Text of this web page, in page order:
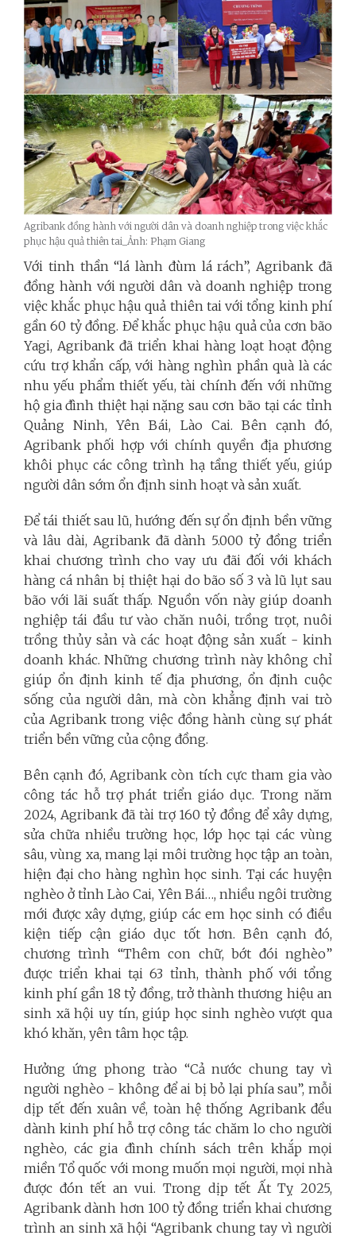
Agribank đồng hành với người dân và doanh nghiệp trong việc khắc
phục hậu quả thiên tai_Ảnh: Phạm Giang
Với tinh thần “lá lành đùm lá rách”, Agribank đã
đồng hành với người dân và doanh nghiệp trong
việc khắc phục hậu quả thiên tai với tổng kinh phí
gần 60 tỷ đồng. Để khắc phục hậu quả của cơn bão
Yagi, Agribank đã triển khai hàng loạt hoạt động
cứu trợ khẩn cấp, với hàng nghìn phần quà là các
nhu yếu phẩm thiết yếu, tài chính đến với những
hộ gia đình thiệt hại nặng sau cơn bão tại các tỉnh
Quảng Ninh, Yên Bái, Lào Cai. Bên cạnh đó,
Agribank phối hợp với chính quyền địa phương
khôi phục các công trình hạ tầng thiết yếu, giúp
người dân sớm ổn định sinh hoạt và sản xuất.
Để tái thiết sau lũ, hướng đến sự ổn định bền vững
và lâu dài, Agribank đã dành 5.000 tỷ đồng triển
khai chương trình cho vay ưu đãi đối với khách
hàng cá nhân bị thiệt hại do bão số 3 và lũ lụt sau
bão với lãi suất thấp. Nguồn vốn này giúp doanh
nghiệp tái đầu tư vào chăn nuôi, trồng trọt, nuôi
trồng thủy sản và các hoạt động sản xuất - kinh
doanh khác. Những chương trình này không chỉ
giúp ổn định kinh tế địa phương, ổn định cuộc
sống của người dân, mà còn khẳng định vai trò
của Agribank trong việc đồng hành cùng sự phát
triển bền vững của cộng đồng.
Bên cạnh đó, Agribank còn tích cực tham gia vào
công tác hỗ trợ phát triển giáo dục. Trong năm
2024, Agribank đã tài trợ 160 tỷ đồng để xây dựng,
sửa chữa nhiều trường học, lớp học tại các vùng
sâu, vùng xa, mang lại môi trường học tập an toàn,
hiện đại cho hàng nghìn học sinh. Tại các huyện
nghèo ở tỉnh Lào Cai, Yên Bái…, nhiều ngôi trường
mới được xây dựng, giúp các em học sinh có điều
kiện tiếp cận giáo dục tốt hơn. Bên cạnh đó,
chương trình “Thêm con chữ, bớt đói nghèo”
được triển khai tại 63 tỉnh, thành phố với tổng
kinh phí gần 18 tỷ đồng, trở thành thương hiệu an
sinh xã hội uy tín, giúp học sinh nghèo vượt qua
khó khăn, yên tâm học tập.
Hưởng ứng phong trào “Cả nước chung tay vì
người nghèo - không để ai bị bỏ lại phía sau”, mỗi
dịp tết đến xuân về, toàn hệ thống Agribank đều
dành kinh phí hỗ trợ công tác chăm lo cho người
nghèo, các gia đình chính sách trên khắp mọi
miền Tổ quốc với mong muốn mọi người, mọi nhà
được đón tết an vui. Trong dịp tết Ất Tỵ 2025,
Agribank dành hơn 100 tỷ đồng triển khai chương
trình an sinh xã hội “Agribank chung tay vì người